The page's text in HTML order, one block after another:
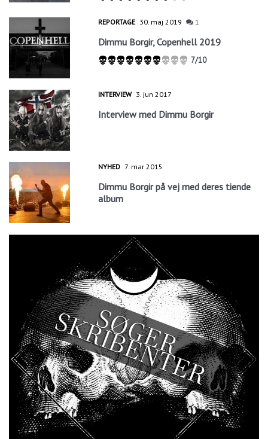
REPORTAGE 30. maj 2019 1
Dimmu Borgir, Copenhell 2019
7/10
INTERVIEW 3. jun 2017
Interview med Dimmu Borgir
NYHED 7. mar 2015
Dimmu Borgir på vej med deres tiende
album